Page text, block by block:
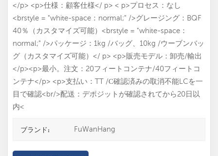
</p> <p>仕様：顧客仕様</ p> < p>プロセス：なし
<brstyle = "white-space：normal;" />グレージング：BQF
40％（カスタマイズ可能）<brstyle = "white-space：
normal;" />パッケージ：1kg /バッグ、10kg /ウーブンバッ
グ（カスタマイズ可能）</ p> <p>販売モデル：卸売/輸出
</p><p>最小。注文：20フィートコンテナ/40フィートコ
ンテナ</p> <p>支払い：TT /С確認済みの取消不能LCを一
目で確認<br/>配送：デポジットが確認されてから20日以
内<
ブランド: FuWanHang